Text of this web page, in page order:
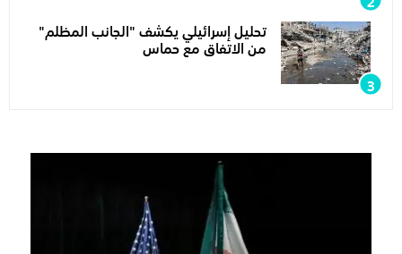
تحليل إسرائيلي يكشف "الجانب المظلم"
من الاتفاق مع حماس